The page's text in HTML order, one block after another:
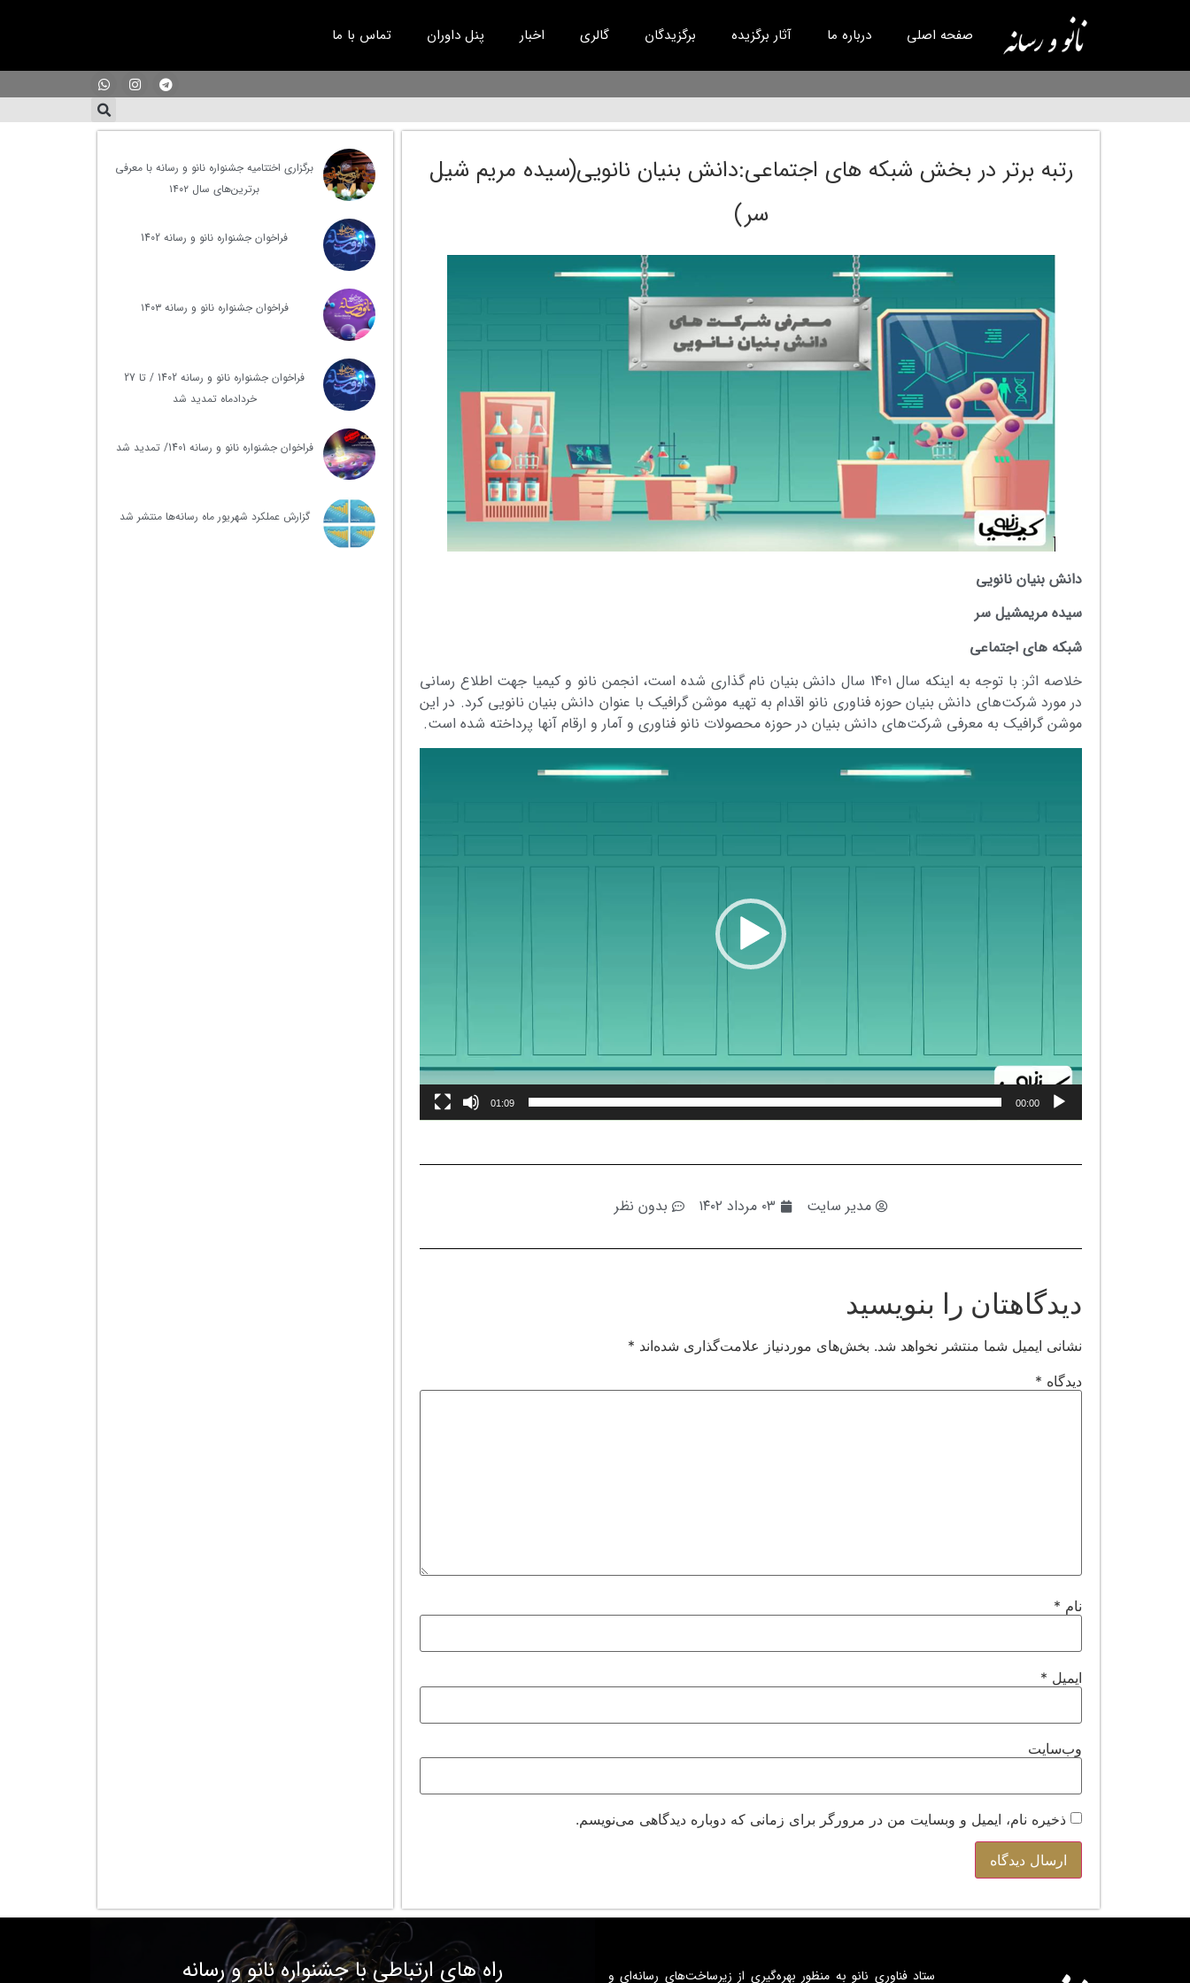
صفحه اصلی درباره ما آثار برگزیده برگزیدگان گالری اخبار پنل داوران تماس با ما
رتبه برتر در بخش شبکه های اجتماعی:دانش بنیان نانویی(سیده مریم شیل
سر)
دانش بنیان نانویی
سیده مریمشیل سر
شبکه های اجتماعی
خلاصه اثر: با توجه به اینکه سال 1401 سال دانش بنیان نام گذاری شده است، انجمن نانو و کیمیا جهت اطلاع رسانی
در مورد شرکت‌های دانش بنیان حوزه فناوری نانو اقدام به تهیه موشن گرافیک با عنوان دانش بنیان نانویی کرد. در این
موشن گرافیک به معرفی شرکت‌های دانش بنیان در حوزه محصولات نانو فناوری و آمار و ارقام آنها پرداخته شده است.
00:00
01:09
مدیر سایت ۰۳ مرداد ۱۴۰۲ بدون نظر
دیدگاهتان را بنویسید
نشانی ایمیل شما منتشر نخواهد شد. بخش‌های موردنیاز علامت‌گذاری شده‌اند *
دیدگاه *
نام *
ایمیل *
وب‌سایت
ذخیره نام، ایمیل و وبسایت من در مرورگر برای زمانی که دوباره دیدگاهی می‌نویسم.
برگزاری اختتامیه جشنواره نانو و رسانه با معرفی
برترین‌های سال ۱۴۰۲
فراخوان جشنواره نانو و رسانه 1402
فراخوان جشنواره نانو و رسانه ۱۴۰۳
فراخوان جشنواره نانو و رسانه 1402 / تا 27
خردادماه تمدید شد
فراخوان جشنواره نانو و رسانه 1401/ تمدید شد
گزارش عملکرد شهریور ماه رسانه‌ها منتشر شد
ستاد فناوری نانو به منظور بهره‌گیری از زیرساخت‌های رسانه‌ای و راه های ارتباطی با جشنواره نانو و رسانه